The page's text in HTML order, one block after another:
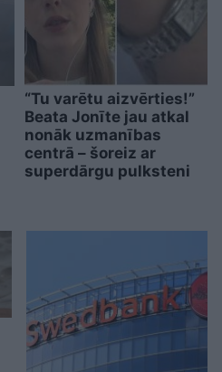
“Tu varētu aizvērties!”
Beata Jonīte jau atkal
nonāk uzmanības
centrā – šoreiz ar
superdārgu pulksteni